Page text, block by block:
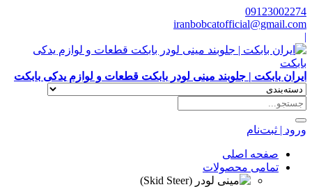
09123002274
iranbobcatofficial@gmail.com
|
ایران بابکت | جلوبند مینی لودر بابکت قطعات و لوازم یدکی بابکت
ورود | ثبت‌نام
صفحه اصلی
تمامی محصولات